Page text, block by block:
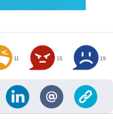
11 15 19